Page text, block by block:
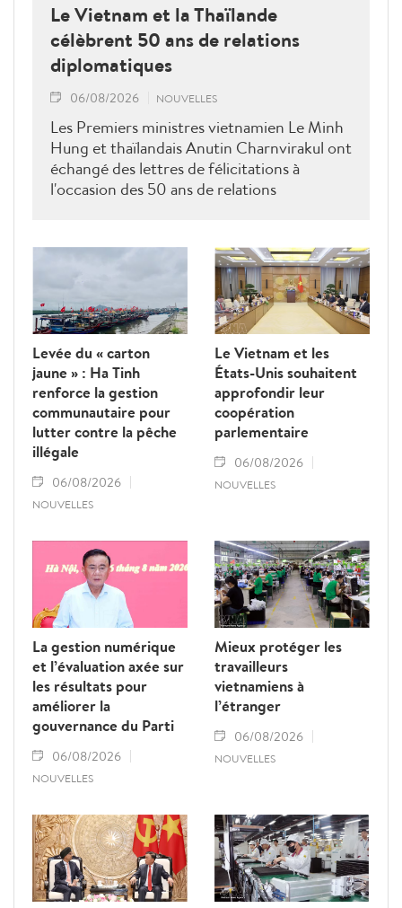
Le Vietnam et la Thaïlande
célèbrent 50 ans de relations
diplomatiques
06/08/2026 NOUVELLES
Les Premiers ministres vietnamien Le Minh
Hung et thaïlandais Anutin Charnvirakul ont
échangé des lettres de félicitations à
l'occasion des 50 ans de relations
Levée du « carton
jaune » : Ha Tinh
renforce la gestion
communautaire pour
lutter contre la pêche
illégale
06/08/2026
NOUVELLES
Le Vietnam et les
États-Unis souhaitent
approfondir leur
coopération
parlementaire
06/08/2026
NOUVELLES
La gestion numérique
et l’évaluation axée sur
les résultats pour
améliorer la
gouvernance du Parti
06/08/2026
NOUVELLES
Mieux protéger les
travailleurs
vietnamiens à
l’étranger
06/08/2026
NOUVELLES